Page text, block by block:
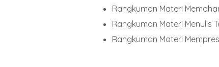
Rangkuman Materi
Rangkuman Materi Menulis
Rangkuman Materi